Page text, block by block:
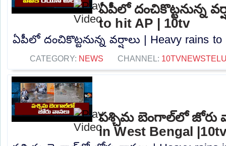
ఏపీలో దంచికొట్టనున్న
to hit AP | 10tv
ఏపీలో దంచికొట్టనున్న వర్షాలు | Heavy rains to
CATEGORY: NEWS CHANNEL:
పశ్చిమ బెంగాల్‌లో జోరు
in West Bengal